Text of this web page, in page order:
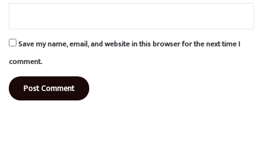
Save my name, email, and website in this browser for the next time I
comment.